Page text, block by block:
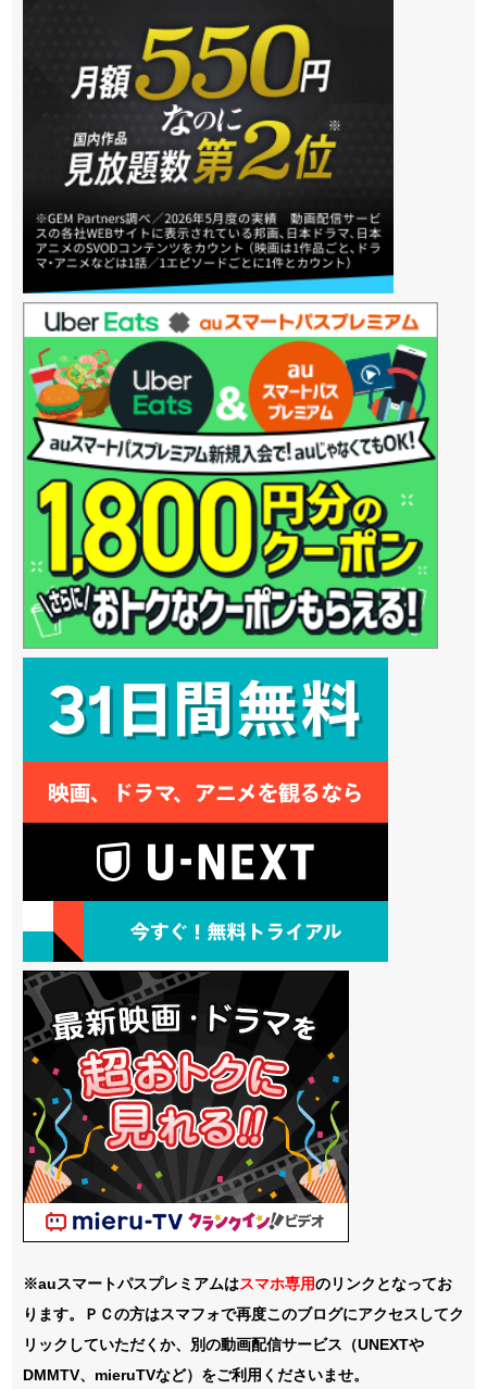
※auスマートパスプレミアムはスマホ専用のリンクとなってお
ります。ＰＣの方はスマフォで再度このブログにアクセスしてク
リックしていただくか、別の動画配信サービス（UNEXTや
DMMTV、mieruTVなど）をご利用くださいませ。